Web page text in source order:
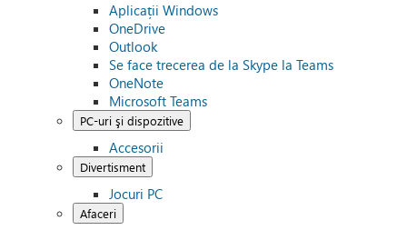
Aplicații Windows
OneDrive
Outlook
Se face trecerea de la Skype la Teams
OneNote
Microsoft Teams
PC-uri şi dispozitive
Accesorii
Divertisment
Jocuri PC
Afaceri